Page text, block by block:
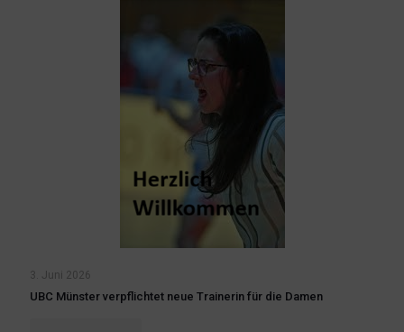
3. Juni 2026
UBC Münster verpflichtet neue Trainerin für die Damen